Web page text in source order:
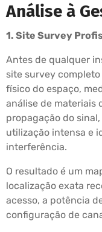
Análise à
1. Site Survey
Antes de qualquer
site survey
físico do espaço,
análise de materiais
propagação do
utilização intensa e
interferência.
O resultado é um
localização exata
acesso, a potência
configuração de